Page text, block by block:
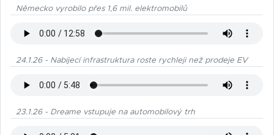
Německo vyrobilo přes 1,6 mil. elektromobilů
24.1.26 - Nabíjecí infrastruktura roste rychleji než prodeje EV
23.1.26 - Dreame vstupuje na automobilový trh